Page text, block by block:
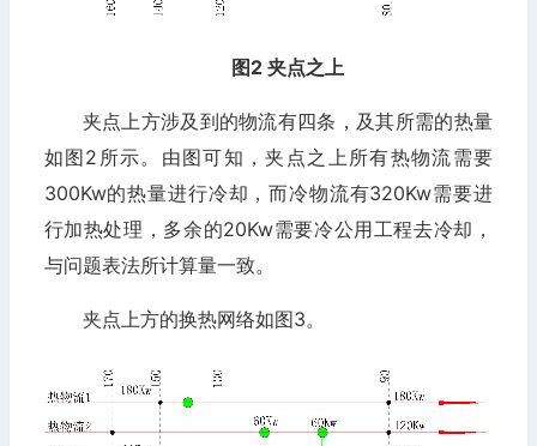
图2 夹点之上
夹点上方涉及到的物流有四条，及其所需的热量
如图2所示。由图可知，夹点之上所有热物流需要
300Kw的热量进行冷却，而冷物流有320Kw需要进
行加热处理，多余的20Kw需要冷公用工程去冷却，
与问题表法所计算量一致。
夹点上方的换热网络如图3。